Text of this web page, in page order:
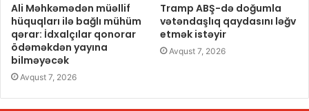
Ali Məhkəmədən müəllif
hüquqları ilə bağlı mühüm
qərar: İdxalçılar qonorar
ödəməkdən yayına
bilməyəcək
Avqust 7, 2026
Tramp ABŞ-də doğumla
vətəndaşlıq qaydasını ləğv
etmək istəyir
Avqust 7, 2026